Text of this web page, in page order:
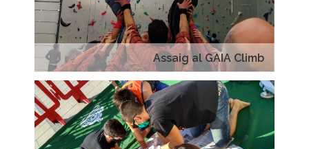
Assaig al GAIA Climb